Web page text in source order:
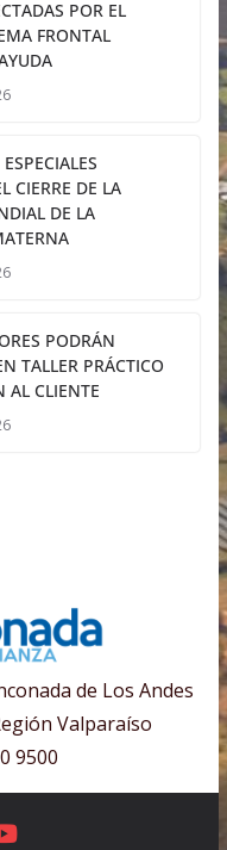
POR EL
FRONTAL
CIERRE DE LA
DE LA
PODRÁN
TALLER PRÁCTICO
AL CLIENTE
de Los Andes
Valparaíso
9500